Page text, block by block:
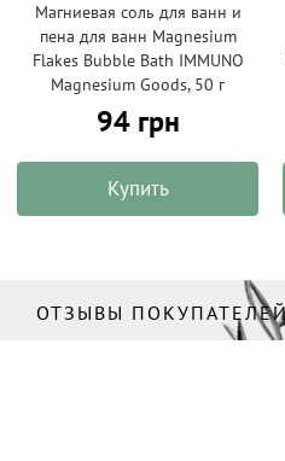
Магниевая соль для ванн и
пена для ванн Magnesium
Flakes Bubble Bath IMMUNO
Magnesium Goods, 50 г
94 грн
Купить
ОТЗЫВЫ